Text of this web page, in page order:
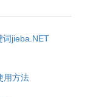
词jieba.NET
用方法